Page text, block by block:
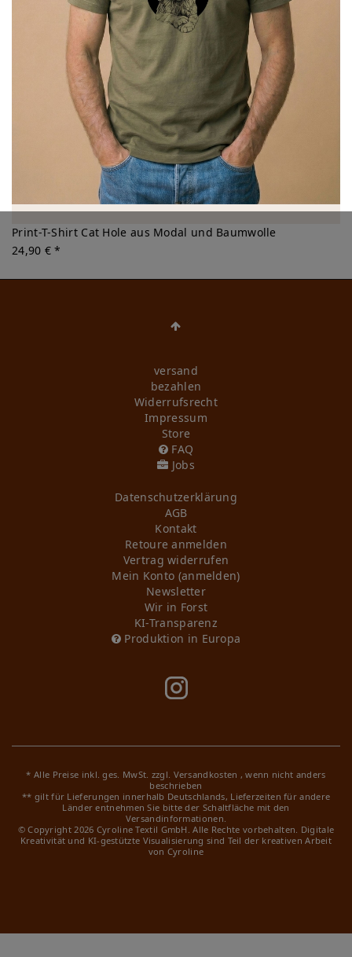
Print-T-Shirt Cat Hole aus Modal und Baumwolle
24,90 € *
versand
bezahlen
Widerrufs­recht
Impressum
Store
FAQ
Jobs
Daten­schutz­erklärung
AGB
Kontakt
Retoure anmelden
Vertrag widerrufen
Mein Konto (anmelden)
Newsletter
Wir in Forst
KI-Transparenz
Produktion in Europa
* Alle Preise inkl. ges. MwSt. zzgl. Versandkosten , wenn nicht anders
beschrieben
** gilt für Lieferungen innerhalb Deutschlands, Lieferzeiten für andere
Länder entnehmen Sie bitte der Schaltfläche mit den
Versandinformationen.
© Copyright 2026 Cyroline Textil GmbH. Alle Rechte vorbehalten. Digitale
Kreativität und KI-gestützte Visualisierung sind Teil der kreativen Arbeit
von Cyroline